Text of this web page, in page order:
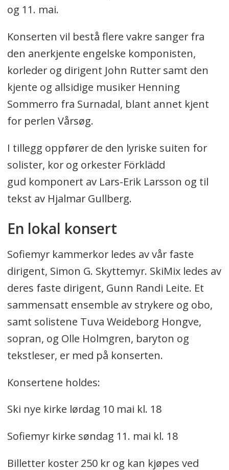
og 11. mai.
Konserten vil bestå flere vakre sanger fra
den anerkjente engelske komponisten,
korleder og dirigent John Rutter samt den
kjente og allsidige musiker Henning
Sommerro fra Surnadal, blant annet kjent
for perlen Vårsøg.
I tillegg oppfører de den lyriske suiten for
solister, kor og orkester Förklädd
gud komponert av Lars-Erik Larsson og til
tekst av Hjalmar Gullberg.
En lokal konsert
Sofiemyr kammerkor ledes av vår faste
dirigent, Simon G. Skyttemyr. SkiMix ledes av
deres faste dirigent, Gunn Randi Leite. Et
sammensatt ensemble av strykere og obo,
samt solistene Tuva Weideborg Hongve,
sopran, og Olle Holmgren, baryton og
tekstleser, er med på konserten.
Konsertene holdes:
Ski nye kirke lørdag 10 mai kl. 18
Sofiemyr kirke søndag 11. mai kl. 18
Billetter koster 250 kr og kan kjøpes ved